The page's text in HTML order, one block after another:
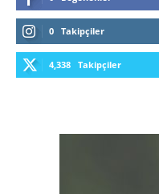
0 Takipçiler
4,338 Takipçiler